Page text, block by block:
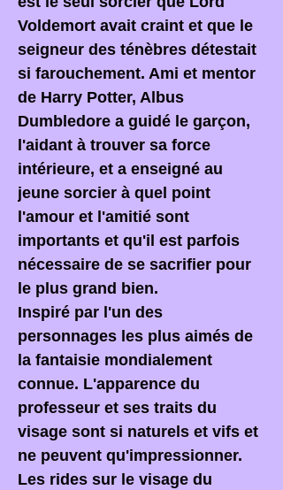
Voldemort avait craint et que le
seigneur des ténèbres détestait
si farouchement. Ami et mentor
de Harry Potter, Albus
Dumbledore a guidé le garçon,
l'aidant à trouver sa force
intérieure, et a enseigné au
jeune sorcier à quel point
l'amour et l'amitié sont
importants et qu'il est parfois
nécessaire de se sacrifier pour
le plus grand bien.
Inspiré par l'un des
personnages les plus aimés de
la fantaisie mondialement
connue. L'apparence du
professeur et ses traits du
visage sont si naturels et vifs et
ne peuvent qu'impressionner.
Les rides sur le visage du